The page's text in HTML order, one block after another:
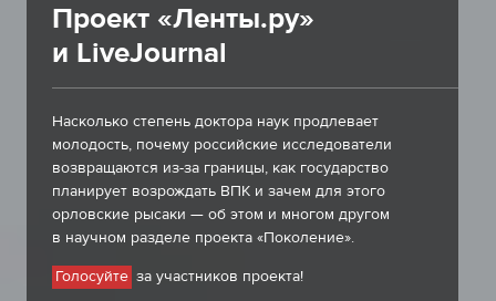
Проект «Ленты.ру»
и LiveJournal
Насколько степень доктора наук продлевает
молодость, почему российские исследователи
возвращаются из-за границы, как государство
планирует возрождать ВПК и зачем для этого
орловские рысаки — об этом и многом другом
в научном разделе проекта «Поколение».
Голосуйте за участников проекта!